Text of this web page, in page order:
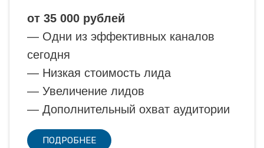
от 35 000 рублей
— Одни из эффективных каналов
сегодня
— Низкая стоимость лида
— Увеличение лидов
— Дополнительный охват аудитории
ПОДРОБНЕЕ